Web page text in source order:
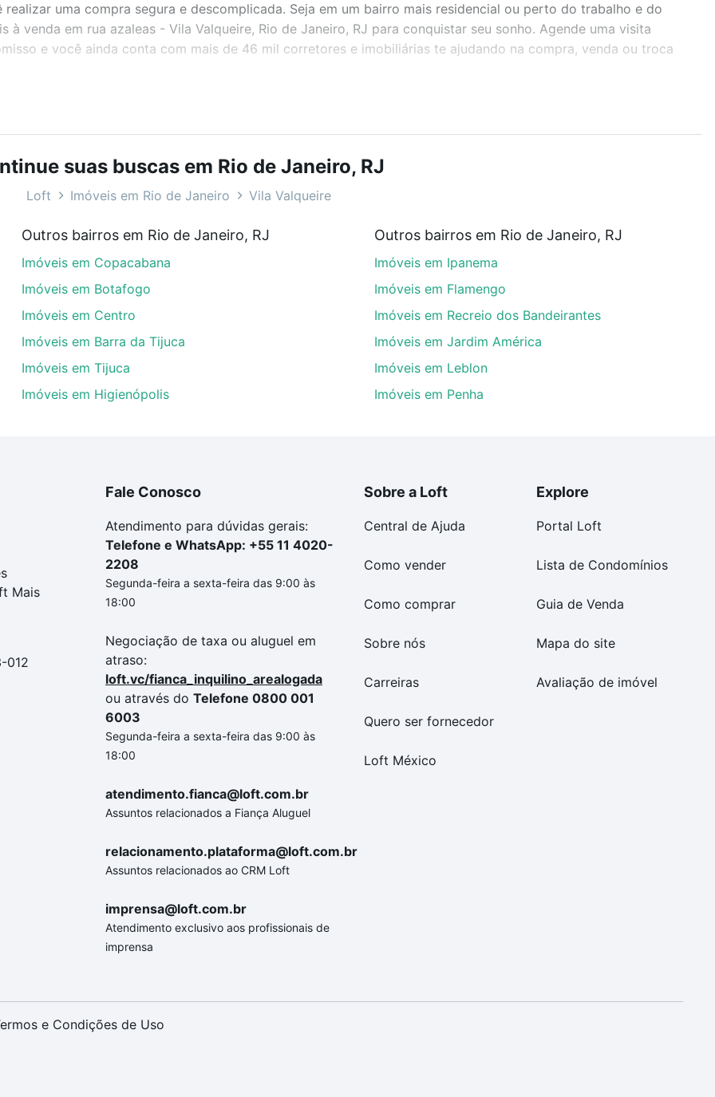
uma compra segura e descomplicada. Seja em um bairro mais residencial ou perto do trabalho e do
venda em rua azaleas - Vila Valqueire, Rio de Janeiro, RJ para conquistar seu sonho. Agende uma visita
e você ainda conta com mais de 46 mil corretores e imobiliárias te ajudando na compra, venda ou troca
e até condomínios favoritos. Você também pode usar os filtros como quantidade de quartos, suítes, com
o preço, metragem e comodidades, como piscina, academia, salão de festas ou área verde e encontrar
Janeiro, RJ ideal para você na Loft.
à venda em rua azaleas - Vila Valqueire, Rio de Janeiro, RJ que custam a partir de R$ 0 e com nossas opções
ao seu orçamento. Se ainda tem alguma dúvida dos custos envolvidos no processo de compra, veja em
e conte com a gente para comprar o imóvel dos seus sonhos com segurança e conforto. Loft, com você até as
suas buscas em Rio de Janeiro, RJ
Loft Imóveis em Rio de Janeiro Vila Valqueire
Outros bairros em Rio de Janeiro, RJ
Imóveis em Copacabana
Imóveis em Botafogo
Imóveis em Centro
Imóveis em Barra da Tijuca
Imóveis em Tijuca
Imóveis em Higienópolis
Outros bairros em Rio de Janeiro, RJ
Imóveis em Ipanema
Imóveis em Flamengo
Imóveis em Recreio dos Bandeirantes
Imóveis em Jardim América
Imóveis em Leblon
Imóveis em Penha
Mais
012
Fale Conosco
Atendimento para dúvidas gerais:
Telefone e WhatsApp: +55 11 4020-
2208
Segunda-feira a sexta-feira das 9:00 às
18:00
Negociação de taxa ou aluguel em
atraso:
loft.vc/fianca_inquilino_arealogada
ou através do Telefone 0800 001
6003
Segunda-feira a sexta-feira das 9:00 às
18:00
atendimento.fianca@loft.com.br
Assuntos relacionados a Fiança Aluguel
relacionamento.plataforma@loft.com.br
Assuntos relacionados ao CRM Loft
imprensa@loft.com.br
Atendimento exclusivo aos profissionais de
imprensa
Sobre a Loft
Central de Ajuda
Como vender
Como comprar
Sobre nós
Carreiras
Quero ser fornecedor
Loft México
Explore
Portal Loft
Lista de Condomínios
Guia de Venda
Mapa do site
Avaliação de imóvel
e Condições de Uso